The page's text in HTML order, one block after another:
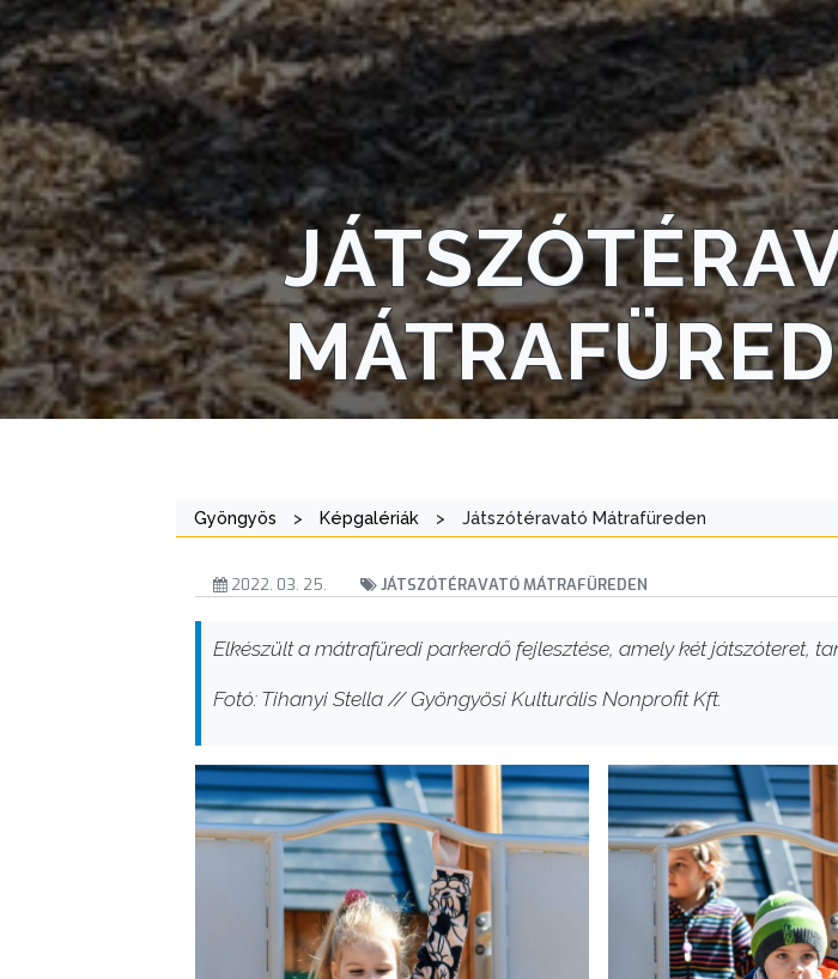
ÜGYINTÉZÉS
TESTÜLETI
ANYAGOK
KISTÉRSÉG
GEOTERM-
GYÖNGYÖS
Gyöngyös > Képgalériák > Játszótéravató Mátrafüreden
2022. 03. 25. JÁTSZÓTÉRAVATÓ MÁTRAFÜREDEN
Elkészült a mátrafüredi parkerdő fejlesztése, amely két játszóteret,
Fotó: Tihanyi Stella // Gyöngyösi Kulturális Nonprofit Kft.